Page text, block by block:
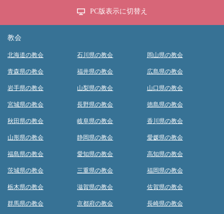
PC版表示に切替え
教会
北海道の教会
青森県の教会
岩手県の教会
宮城県の教会
秋田県の教会
山形県の教会
福島県の教会
茨城県の教会
栃木県の教会
群馬県の教会
石川県の教会
福井県の教会
山梨県の教会
長野県の教会
岐阜県の教会
静岡県の教会
愛知県の教会
三重県の教会
滋賀県の教会
京都府の教会
岡山県の教会
広島県の教会
山口県の教会
徳島県の教会
香川県の教会
愛媛県の教会
高知県の教会
福岡県の教会
佐賀県の教会
長崎県の教会